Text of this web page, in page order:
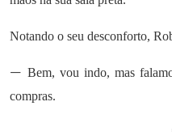
Notando o seu desconforto,
— Bem, vou indo, mas
compras.